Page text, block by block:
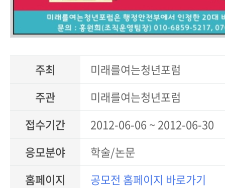
주최
미래를여는청년포럼
주관
미래를여는청년포럼
접수기간
2012-06-06 ~ 2012-06-30
응모분야
학술/논문
홈페이지
공모전 홈페이지 바로가기